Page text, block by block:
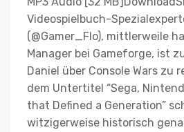
Videospielbuch-
(@Gamer_Flo), mittlerweile
Manager bei Gameforge, ist
Daniel über Console Wars zu
dem Untertitel “Sega,
that Defined a Generation”
witzigerweise historisch